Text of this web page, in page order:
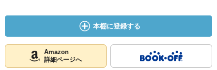
本棚に登録する
Amazon
詳細ページへ